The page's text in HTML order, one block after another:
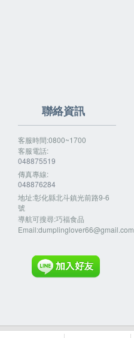
聯絡資訊
客服時間:0800~1700
客服電話:
048875519
傳真專線:
048876284
地址:彰化縣北斗鎮光前路9-6
號
導航可搜尋:巧福食品
Email:dumplinglover66@gmail.com